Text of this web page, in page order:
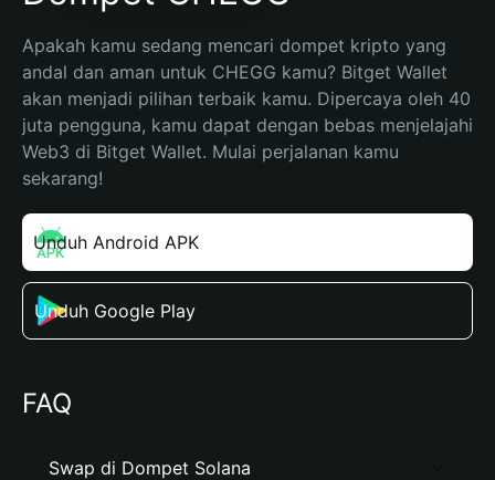
Apakah kamu sedang mencari dompet kripto yang
andal dan aman untuk CHEGG kamu? Bitget Wallet
akan menjadi pilihan terbaik kamu. Dipercaya oleh 40
juta pengguna, kamu dapat dengan bebas menjelajahi
Web3 di Bitget Wallet. Mulai perjalanan kamu
sekarang!
Unduh Android APK
Unduh Google Play
FAQ
Swap di Dompet Solana